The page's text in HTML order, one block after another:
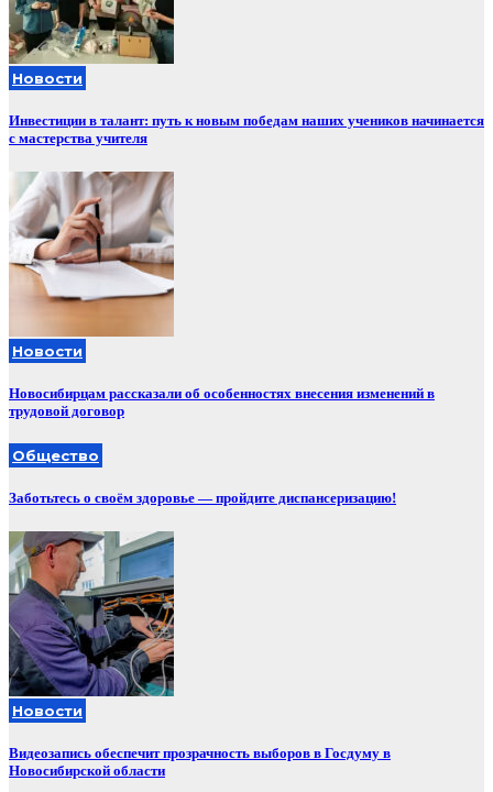
Новости
Инвестиции в талант: путь к новым победам наших учеников начинается
с мастерства учителя
Новости
Новосибирцам рассказали об особенностях внесения изменений в
трудовой договор
Общество
Заботьтесь о своём здоровье — пройдите диспансеризацию!
Новости
Видеозапись обеспечит прозрачность выборов в Госдуму в
Новосибирской области